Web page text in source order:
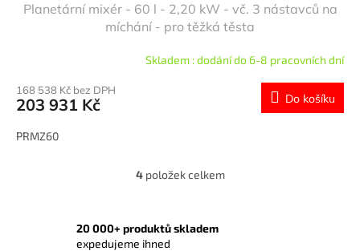
Planetární mixér - 60 l - 2,20 kW - vč. 3 nástavců na
míchání - pro těžká těsta
Skladem : dodání do 6-8 pracovních dní
168 538 Kč bez DPH
203 931 Kč Do košíku
PRMZ60
O
á
4položek celkem
20 000+ produktů skladem
expedujeme ihned